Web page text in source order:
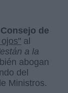
de
ojos" al
a la
abogan
del
Ministros.